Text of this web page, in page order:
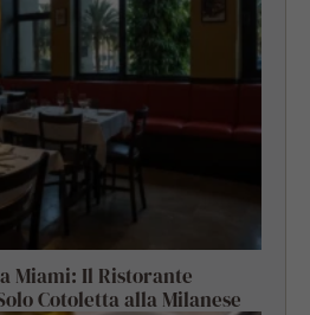
Miami: Il Ristorante
Cotoletta alla Milanese